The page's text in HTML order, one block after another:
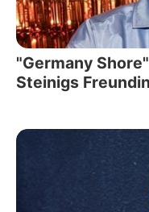
"Germany
Steinigs